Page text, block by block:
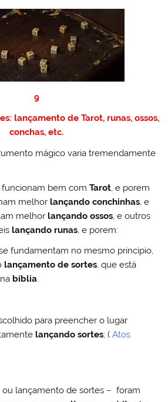
9
lançamento de Tarot, runas, ossos,
conchas, etc.
mágico varia tremendamente
funcionam bem comTarot, e porem
melhor lançando conchinhas, e
melhor lançando ossos, e outros
lançando runas, e porem:
fundamentam no mesmo principio,
lançamento de sortes, que está
bíblia.
para preencher o lugar
lançando sortes; (Atos
ou lançamento de sortes – foram